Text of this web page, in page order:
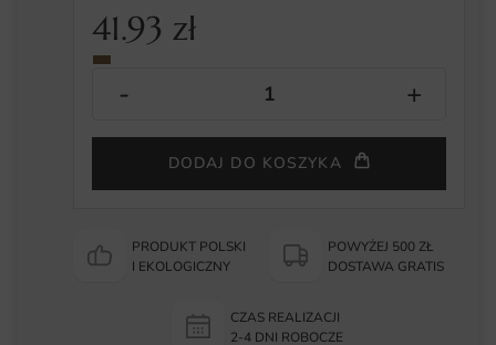
41.93zł
DODAJ DO KOSZYKA
PRODUKT POLSKI
I EKOLOGICZNY
POWYŻEJ 500 ZŁ
DOSTAWA GRATIS
CZAS REALIZACJI
2-4 DNI ROBOCZE